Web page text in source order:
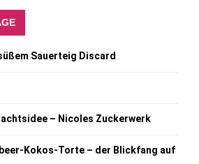
Sauerteig Discard
– Nicoles Zuckerwerk
Kokos-Torte – der Blickfang auf